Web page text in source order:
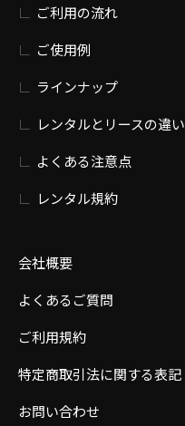
ご利用の流れ
ご使用例
ラインナップ
レンタルとリースの違い
よくある注意点
レンタル規約
会社概要
よくあるご質問
ご利用規約
特定商取引法に関する表記
お問い合わせ